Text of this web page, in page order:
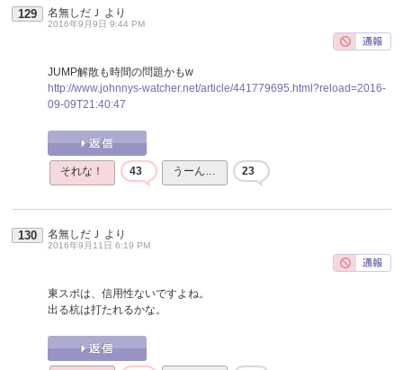
129 名無しだＪ より
2016年9月9日 9:44 PM
JUMP解散も時間の問題かもw
http://www.johnnys-watcher.net/article/441779695.html?reload=2016-
09-09T21:40:47
それな！ 43 うーん… 23
130 名無しだＪ より
2016年9月11日 6:19 PM
東スポは、信用性ないですよね。
出る杭は打たれるかな。